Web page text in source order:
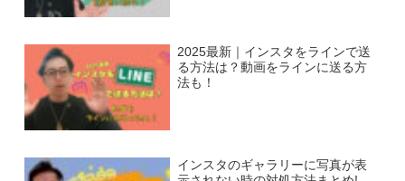
2025最新｜インスタをラインで送
る方法は？動画をラインに送る方
法も！
インスタのギャラリーに写真が表